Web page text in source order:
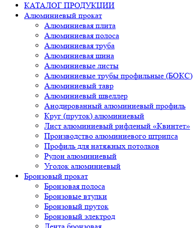
КАТАЛОГ ПРОДУКЦИИ
Алюминиевый прокат
Алюминиевая плита
Алюминиевая полоса
Алюминиевая труба
Алюминиевая шина
Алюминиевые листы
Алюминиевые трубы профильные (БОКС)
Алюминиевый тавр
Алюминиевый швеллер
Анодированный алюминиевый профиль
Круг (пруток) алюминиевый
Лист алюминиевый рифленый «Квинтет»
Производство алюминиевого штрипса
Профиль для натяжных потолков
Рулон алюминиевый
Уголок алюминиевый
Бронзовый прокат
Бронзовая полоса
Бронзовые втулки
Бронзовый пруток
Бронзовый электрод